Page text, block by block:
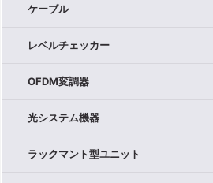
ケーブル
レベルチェッカー
OFDM変調器
光システム機器
ラックマント型ユニット